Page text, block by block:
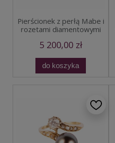
Pierścionek z perłą Mabe i
rozetami diamentowymi
5 200,00 zł
do koszyka